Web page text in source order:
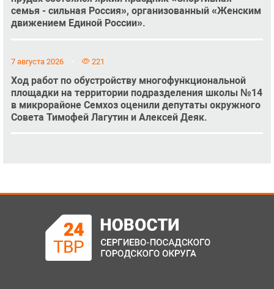
семья - сильная Россия», организованный «Женским
движением Единой России».
7 августа 2026 221
Ход работ по обустройству многофункциональной
площадки на территории подразделения школы №14
в микрорайоне Семхоз оценили депутаты окружного
Совета Тимофей Лагутин и Алексей Деяк.